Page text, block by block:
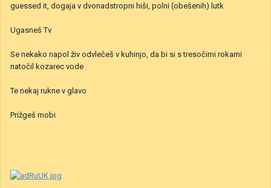
guessed it, dogaja v dvonadstropni hiši, polni (obešenih) lutk
Ugasneš Tv
Se nekako napol živ odvlečeš v kuhinjo, da bi si s tresočimi rokami
natočil kozarec vode
Te nekaj rukne v glavo
Prižgeš mobi